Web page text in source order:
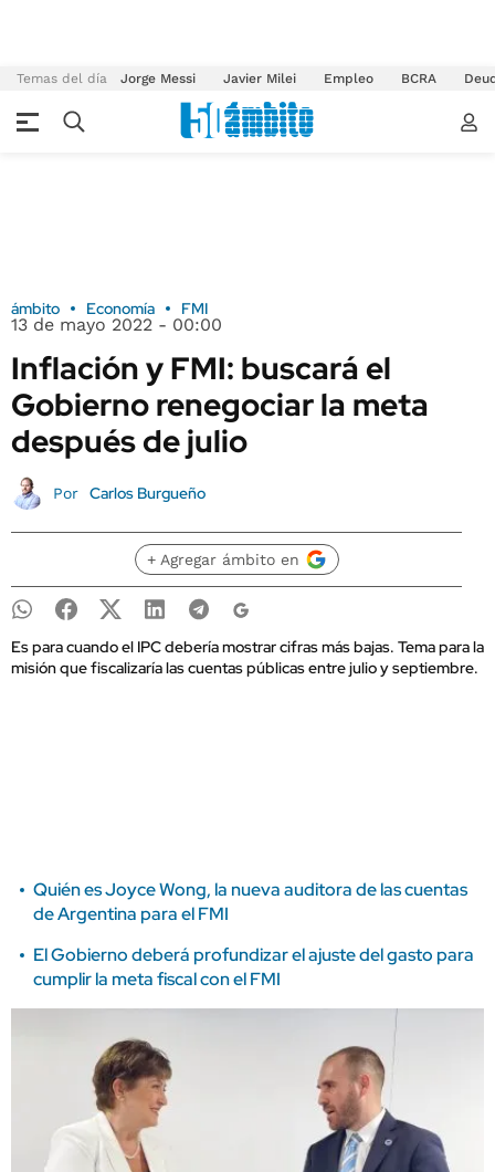
Temas del día Jorge Messi Javier Milei Empleo BCRA
ámbito Economía FMI
13 de mayo 2022 - 00:00
Inflación y FMI: buscará el
Gobierno renegociar la meta
después de julio
Por Carlos Burgueño
+ Agregar ámbito en
Es para cuando el IPC debería mostrar cifras más bajas. Tema para la
misión que fiscalizaría las cuentas públicas entre julio y septiembre.
Quién es Joyce Wong, la nueva auditora de las cuentas
de Argentina para el FMI
El Gobierno deberá profundizar el ajuste del gasto para
cumplir la meta fiscal con el FMI